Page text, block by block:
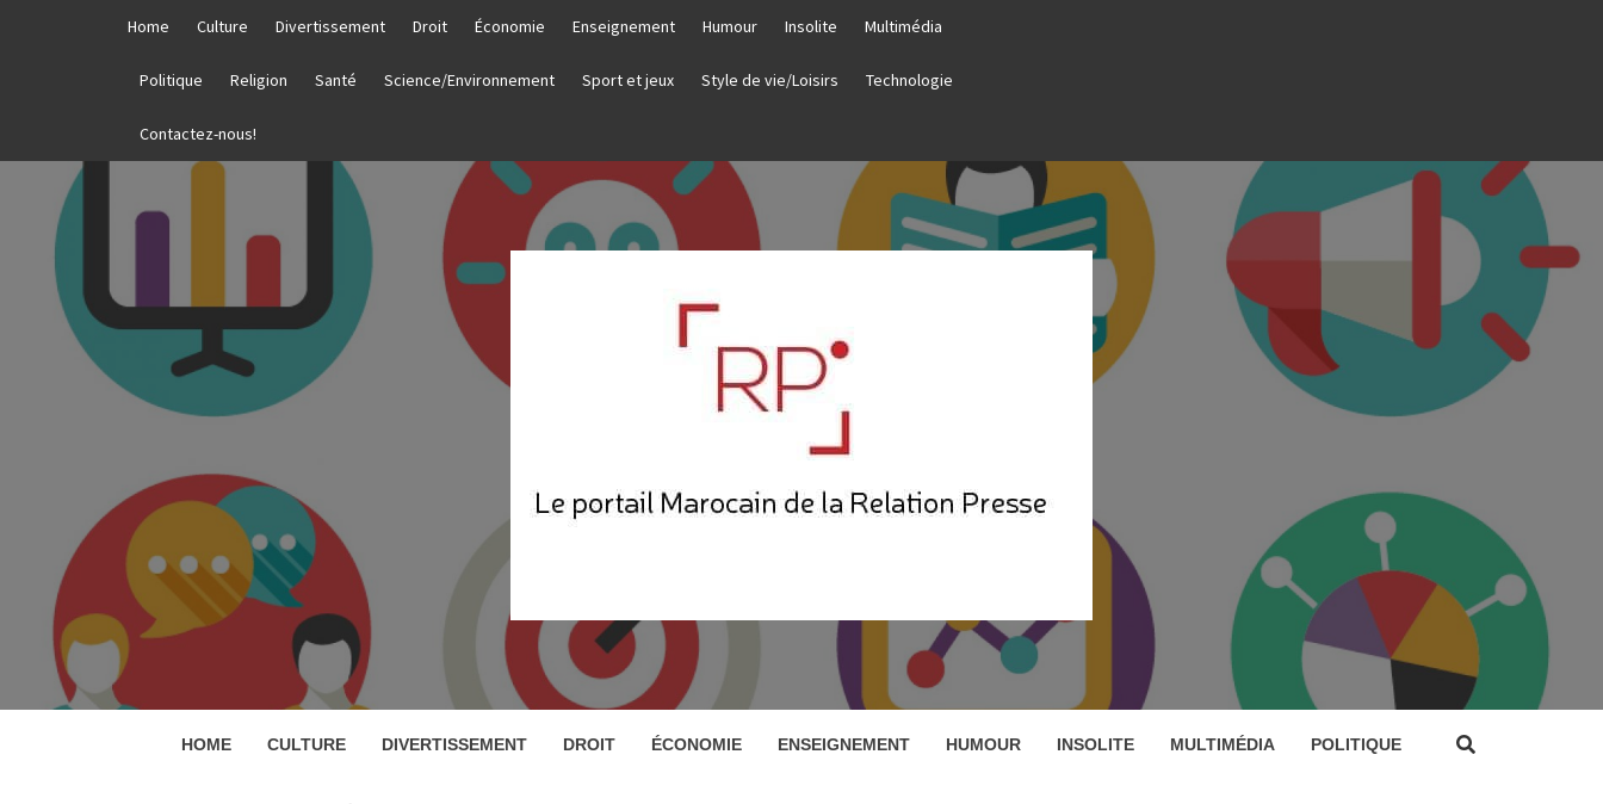
Home Culture Divertissement Droit Économie Enseignement Humour Insolite Multimédia
Politique Religion Santé Science/Environnement Sport et jeux Style de vie/Loisirs Technologie
Contactez-nous!
RP MAROC
RELATION PRESSE MAROC & COMMUNIQUÉ DE PRESSE MAROC
HOME CULTURE DIVERTISSEMENT DROIT ÉCONOMIE ENSEIGNEMENT HUMOUR INSOLITE MULTIMÉDIA POLITIQUE